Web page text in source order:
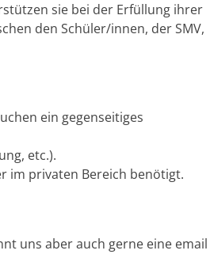
sie bei der Erfüllung ihrer
den Schüler/innen, der SMV,
ein gegenseitiges
etc.).
im privaten Bereich benötigt.
uns aber auch gerne eine email